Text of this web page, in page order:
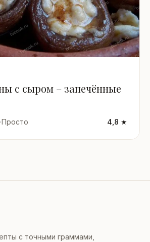
с сыром – запечённые
·Просто 4,8 ★
с точными граммами,